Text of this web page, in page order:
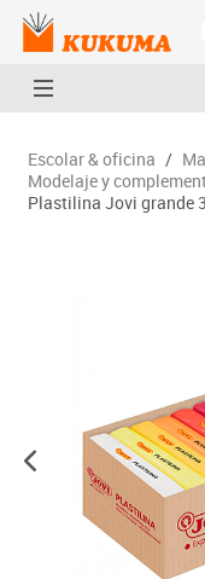
Escolar & oficina /
Modelaje y
Plastilina Jovi grande